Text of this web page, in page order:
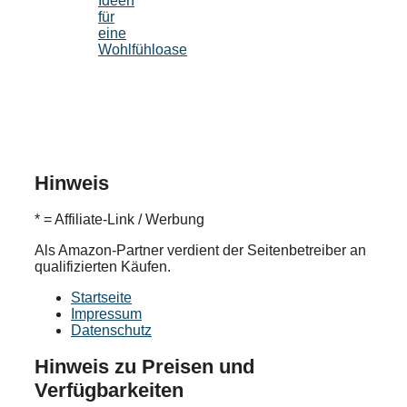
für
eine
Wohlfühloase
Hinweis
* = Affiliate-Link / Werbung
Als Amazon-Partner verdient der Seitenbetreiber an
qualifizierten Käufen.
Startseite
Impressum
Datenschutz
Hinweis zu Preisen und
Verfügbarkeiten